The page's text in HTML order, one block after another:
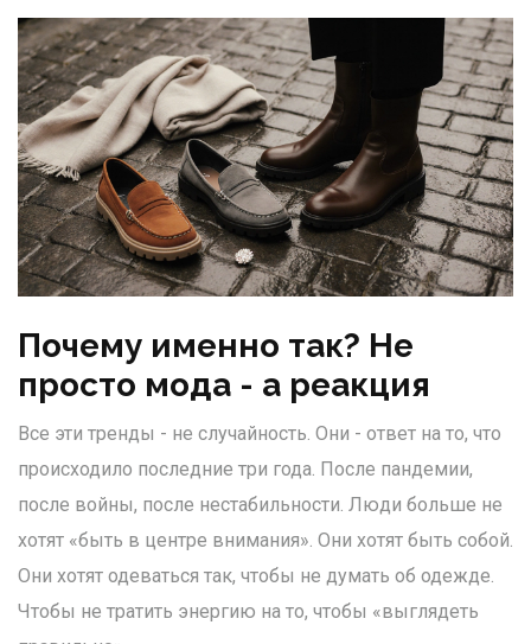
Почему именно так? Не
просто мода - а реакция
Все эти тренды - не случайность. Они - ответ на то, что
происходило последние три года. После пандемии,
после войны, после нестабильности. Люди больше не
хотят «быть в центре внимания». Они хотят быть собой.
Они хотят одеваться так, чтобы не думать об одежде.
Чтобы не тратить энергию на то, чтобы «выглядеть